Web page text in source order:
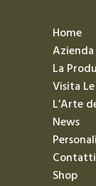
Home
La
Visita
L’Arte
News
Contatti
Shop